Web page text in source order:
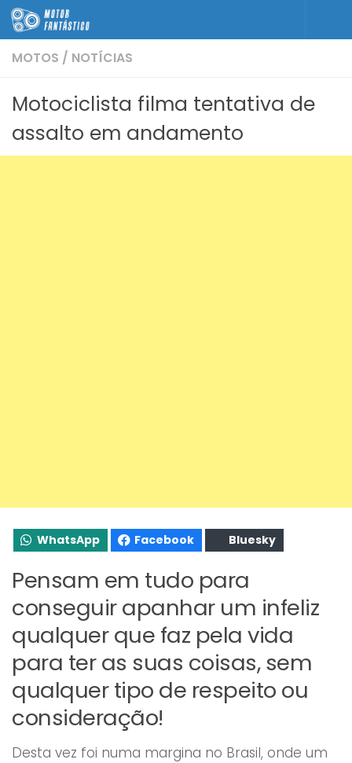
Skip to content
MOTOS / NOTÍCIAS
Motociclista filma tentativa de
assalto em andamento
WhatsApp Facebook Bluesky
Pensam em tudo para
conseguir apanhar um infeliz
qualquer que faz pela vida
para ter as suas coisas, sem
qualquer tipo de respeito ou
consideração!
Desta vez foi numa margina no Brasil, onde um